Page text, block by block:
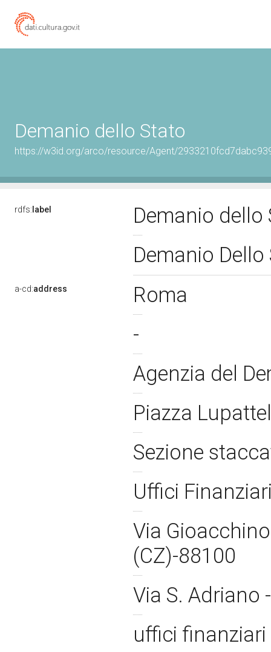
Demanio dello Stato
https://w3id.org/arco/resource/Agent/
rdfs: label
Demanio
Demanio
a-cd:address
Roma
-
Agenzia del
Piazza
Sezione
Uffici
Via
(CZ)-88100
Via S. Adriano
uffici finanziari